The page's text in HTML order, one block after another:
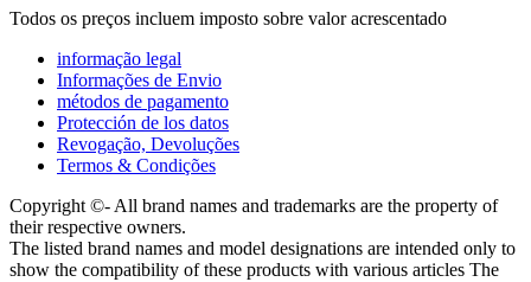
Todos os preços incluem imposto sobre valor acrescentado
informação legal
Informações de Envio
métodos de pagamento
Protección de los datos
Revogação, Devoluções
Termos & Condições
Copyright ©- All brand names and trademarks are the property of
their respective owners.
The listed brand names and model designations are intended only to
show the compatibility of these products with various articles The